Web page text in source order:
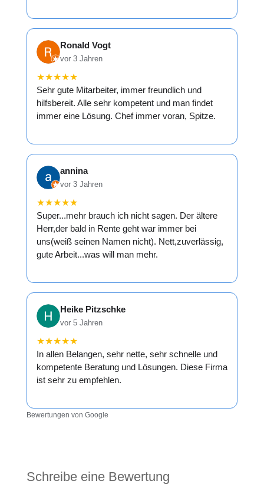
Ronald Vogt
vor 3 Jahren
★★★★★
Sehr gute Mitarbeiter, immer freundlich und
hilfsbereit. Alle sehr kompetent und man findet
immer eine Lösung. Chef immer voran, Spitze.
annina
vor 3 Jahren
★★★★★
Super...mehr brauch ich nicht sagen. Der ältere
Herr,der bald in Rente geht war immer bei
uns(weiß seinen Namen nicht). Nett,zuverlässig,
gute Arbeit...was will man mehr.
Heike Pitzschke
vor 5 Jahren
★★★★★
In allen Belangen, sehr nette, sehr schnelle und
kompetente Beratung und Lösungen. Diese Firma
ist sehr zu empfehlen.
Bewertungen von Google
Schreibe eine Bewertung